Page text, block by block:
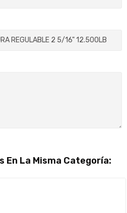
En La Misma Categoría: